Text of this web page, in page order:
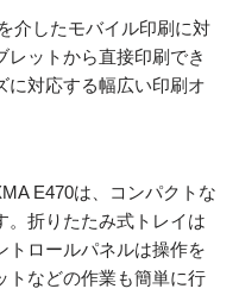
介したモバイル印刷に対
レットから直接印刷でき
に対応する幅広い印刷オ
E470は、コンパクトな
。折りたたみ式トレイは
トロールパネルは操作を
トなどの作業も簡単に行